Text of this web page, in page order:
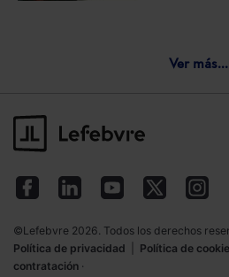
Ver más...
©Lefebvre 2026. Todos los derechos
Política de privacidad
Política de
contratación ·